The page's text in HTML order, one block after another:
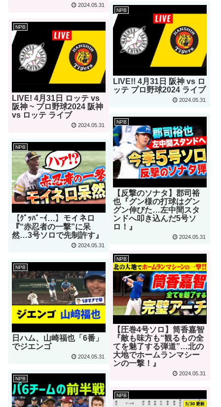
2024.05.31
NPB
LIVE!! 4月31日 阪神 vs ロ
ッテ プロ野球2024 ライブ
2024.05.31
NPB
LIVE! 4月31日 ロッテ vs
阪神 ~ プロ野球2024 阪神
vs ロッテ ライブ
2024.05.31
NPB
【反撃のソナタ】郡司裕
也『グン様の打球はグン
グン伸びた…左中間スタ
ンドへ叩き込んだ5号ソ
ロ！』
2024.05.31
NPB
【ｸﾞｯﾊﾞｰｲ…】モイネロ
『“赤忍者の一撃”に呆
然…3号ソロで先制許す』
2024.05.31
NPB
【圧巻4号ソロ】筒香嘉智
『敵も味方も“観るもの全
てを魅了する弾道”…北の
大地でホームランマシー
ンの一撃！』
2024.05.31
NPB
日ハム、山崎福也「6番」
でジエンゴ
2024.05.31
NPB
NPB